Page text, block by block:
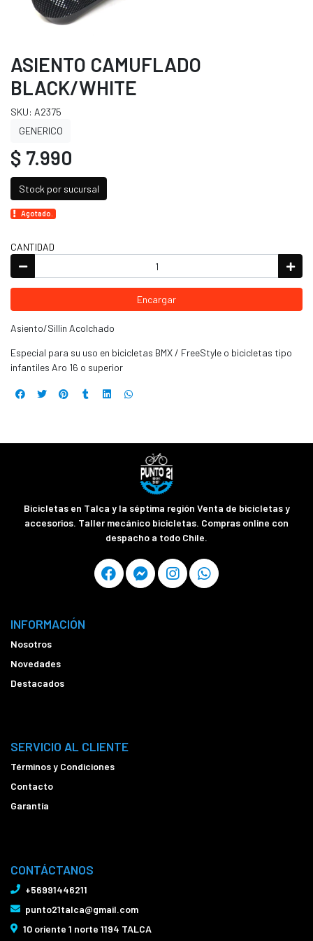
ASIENTO CAMUFLADO
BLACK/WHITE
SKU: A2375
GENERICO
$ 7.990
Stock por sucursal
Agotado.
CANTIDAD
Encargar
Asiento/Sillin Acolchado
Especial para su uso en bicicletas BMX / FreeStyle o bicicletas tipo
infantiles Aro 16 o superior
Bicicletas en Talca y la séptima región Venta de bicicletas y
accesorios. Taller mecánico bicicletas. Compras online con
despacho a todo Chile.
INFORMACIÓN
Nosotros
Novedades
Destacados
SERVICIO AL CLIENTE
Términos y Condiciones
Contacto
Garantía
CONTÁCTANOS
+56991446211
punto21talca@gmail.com
10 oriente 1 norte 1194 TALCA